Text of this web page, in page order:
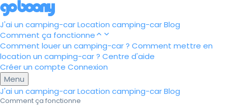
J'ai un camping-carLocation camping-carBlog
Comment ça fonctionne
Comment louer un camping-car ? Comment mettre en
location un camping-car ? Centre d'aide
Créer un compte Connexion
Menu
J'ai un camping-carLocation camping-carBlog
Comment ça fonctionne